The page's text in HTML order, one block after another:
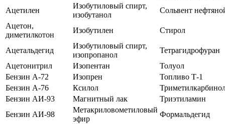
Ацетилен
Изобутиловый спирт,
изобутанол
Сольвент
Ацетон,
диметилкотон
Изобутилен Стирол
Ацетальдегид
Изобутиловый спирт,
изопропанол
Тетрагидрофуран
Ацетонитрил
Изопентан
Толуол
Бензин А-72
Изопрен
Топливо Т-1
Бензин А-76
Ксилол
Бензин АИ-93
Магнитный лак
Триэтиламин
Бензин АИ-98
Метакриловометиловый
эфир
Формальдегид